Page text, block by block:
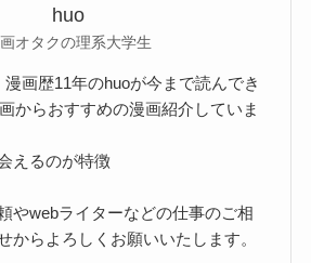
huo
オタクの理系大学生
漫画歴11年のhuoが今まで読んでき
からおすすめの漫画紹介していま
えるのが特徴
やwebライターなどの仕事のご相
からよろしくお願いいたします。